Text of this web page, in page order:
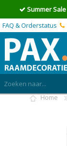
Summer Sale
FAQ & Orderstatus
Home